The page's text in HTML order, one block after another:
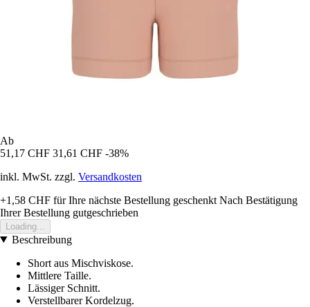
Ab
51,17 CHF 31,61 CHF -38%
inkl. MwSt. zzgl. Versandkosten
+1,58 CHF für Ihre nächste Bestellung geschenkt Nach Bestätigung
Ihrer Bestellung gutgeschrieben
Loading...
Beschreibung
Short aus Mischviskose.
Mittlere Taille.
Lässiger Schnitt.
Verstellbarer Kordelzug.